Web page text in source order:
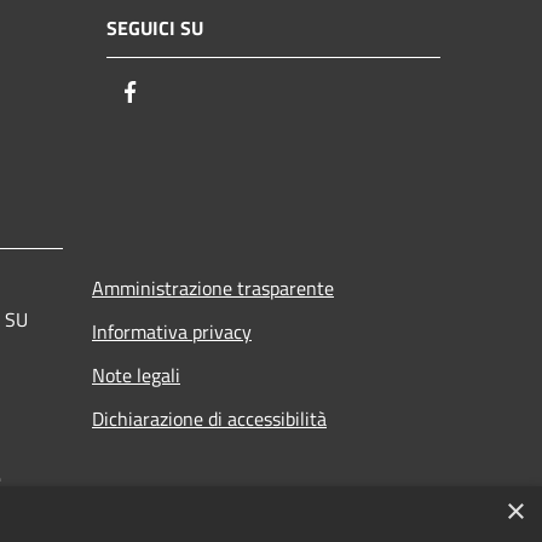
SEGUICI SU
Amministrazione trasparente
Informativa privacy
Note legali
Dichiarazione di accessibilità
×